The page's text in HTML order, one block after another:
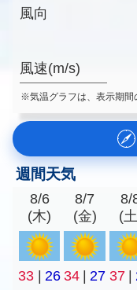
風向
風速(m/s)
※気温グラフは、表示期間
週間天気
8/6
(木)
8/7
(金)
8/
(
33 | 26 34 | 27 37 |